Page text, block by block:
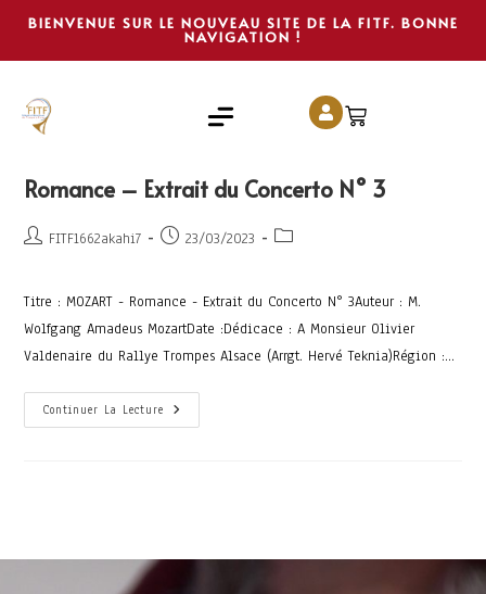
BIENVENUE SUR LE NOUVEAU SITE DE LA FITF. BONNE
NAVIGATION !
Romance – Extrait du Concerto N° 3
FITF1662akahi7 23/03/2023
Titre : MOZART - Romance - Extrait du Concerto N° 3Auteur : M.
Wolfgang Amadeus MozartDate :Dédicace : A Monsieur Olivier
Valdenaire du Rallye Trompes Alsace (Arrgt. Hervé Teknia)Région :…
Continuer La Lecture